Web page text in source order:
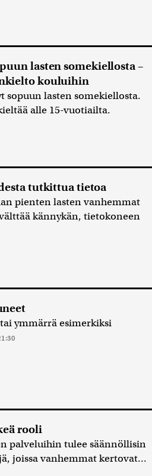
lasten somekiellosta –
kouluihin
sopuun lasten somekiellosta.
alle 15-vuotiailta.
tutkittua tietoa
pienten lasten vanhemmat
kännykän, tietokoneen
ymmärrä esimerkiksi
rooli
palveluihin tulee säännöllisin
joissa vanhemmat kertovat...